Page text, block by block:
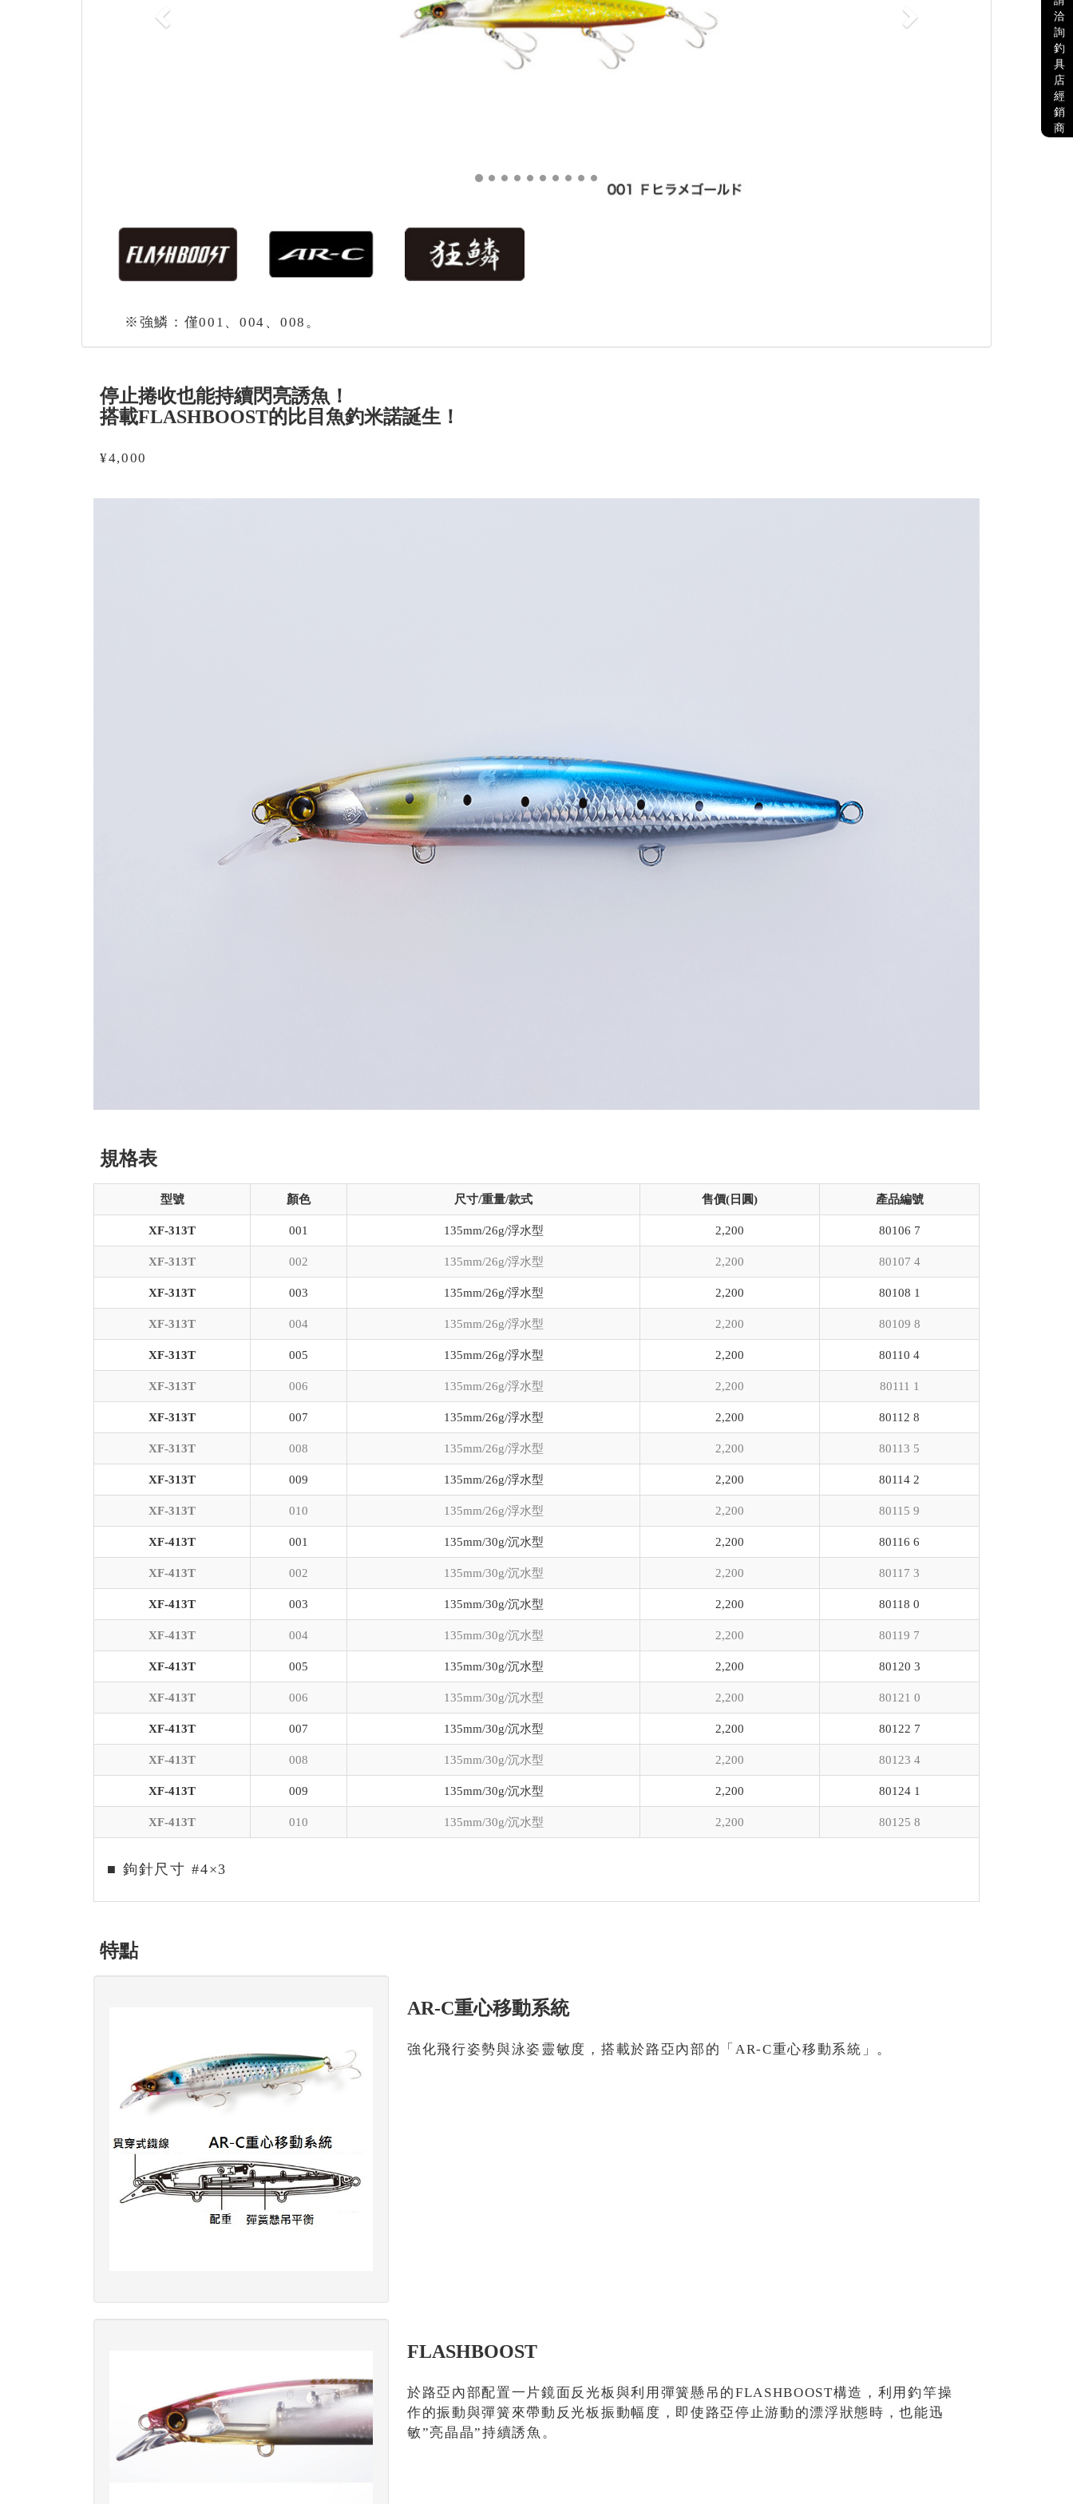
洽
詢
釣
具
店
經
銷
商
※強鱗：僅001、004、008。
停止捲收也能持續閃亮誘魚！
搭載FLASHBOOST的比目魚釣米諾誕生！
¥4,000
規格表
型號 顏色 尺寸/重量/款式 售價(日圓) 產品編號
XF-313T 001 135mm/26g/浮水型 2,200 80106 7
XF-313T 002 135mm/26g/浮水型 2,200 80107 4
XF-313T 003 135mm/26g/浮水型 2,200 80108 1
XF-313T 004 135mm/26g/浮水型 2,200 80109 8
XF-313T 005 135mm/26g/浮水型 2,200 80110 4
XF-313T 006 135mm/26g/浮水型 2,200 80111 1
XF-313T 007 135mm/26g/浮水型 2,200 80112 8
XF-313T 008 135mm/26g/浮水型 2,200 80113 5
XF-313T 009 135mm/26g/浮水型 2,200 80114 2
XF-313T 010 135mm/26g/浮水型 2,200 80115 9
XF-413T 001 135mm/30g/沉水型 2,200 80116 6
XF-413T 002 135mm/30g/沉水型 2,200 80117 3
XF-413T 003 135mm/30g/沉水型 2,200 80118 0
XF-413T 004 135mm/30g/沉水型 2,200 80119 7
XF-413T 005 135mm/30g/沉水型 2,200 80120 3
XF-413T 006 135mm/30g/沉水型 2,200 80121 0
XF-413T 007 135mm/30g/沉水型 2,200 80122 7
XF-413T 008 135mm/30g/沉水型 2,200 80123 4
XF-413T 009 135mm/30g/沉水型 2,200 80124 1
XF-413T 010 135mm/30g/沉水型 2,200 80125 8
■ 鉤針尺寸 #4×3
特點
AR-C重心移動系統
強化飛行姿勢與泳姿靈敏度，搭載於路亞內部的「AR-C重心移動系統」。
FLASHBOOST
於路亞內部配置一片鏡面反光板與利用彈簧懸吊的FLASHBOOST構造，利用釣竿操
作的振動與彈簧來帶動反光板振動幅度，即使路亞停止游動的漂浮狀態時，也能迅
敏”亮晶晶”持續誘魚。